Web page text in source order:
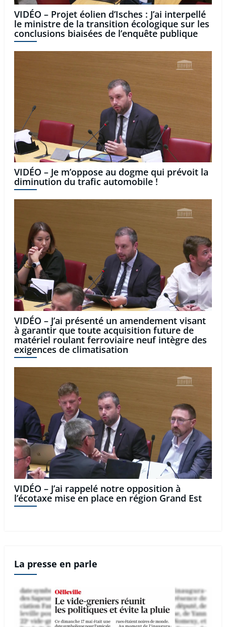
VIDÉO – Projet éolien d’Isches : J’ai interpellé
le ministre de la transition écologique sur les
conclusions biaisées de l’enquête publique
VIDÉO – Je m’oppose au dogme qui prévoit la
diminution du trafic automobile !
VIDÉO – J’ai présenté un amendement visant
à garantir que toute acquisition future de
matériel roulant ferroviaire neuf intègre des
exigences de climatisation
VIDÉO – J’ai rappelé notre opposition à
l’écotaxe mise en place en région Grand Est
La presse en parle